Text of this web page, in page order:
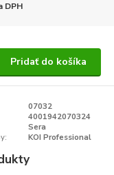
DPH
Pridať do košíka
07032
4001942070324
Sera
KOI Professional